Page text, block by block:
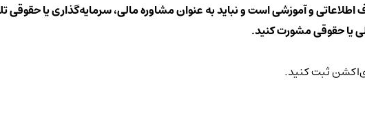
اطلاعاتی و آموزشی است و نباید به عنوان مشاوره مالی، سرمایه‌گذاری یا
یا حقوقی مشورت کنید.
ثبت کنید.